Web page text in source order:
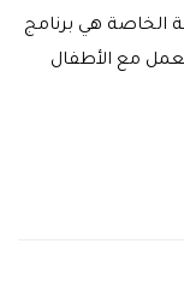
الخاصة هي برنامج
مع الأطفال